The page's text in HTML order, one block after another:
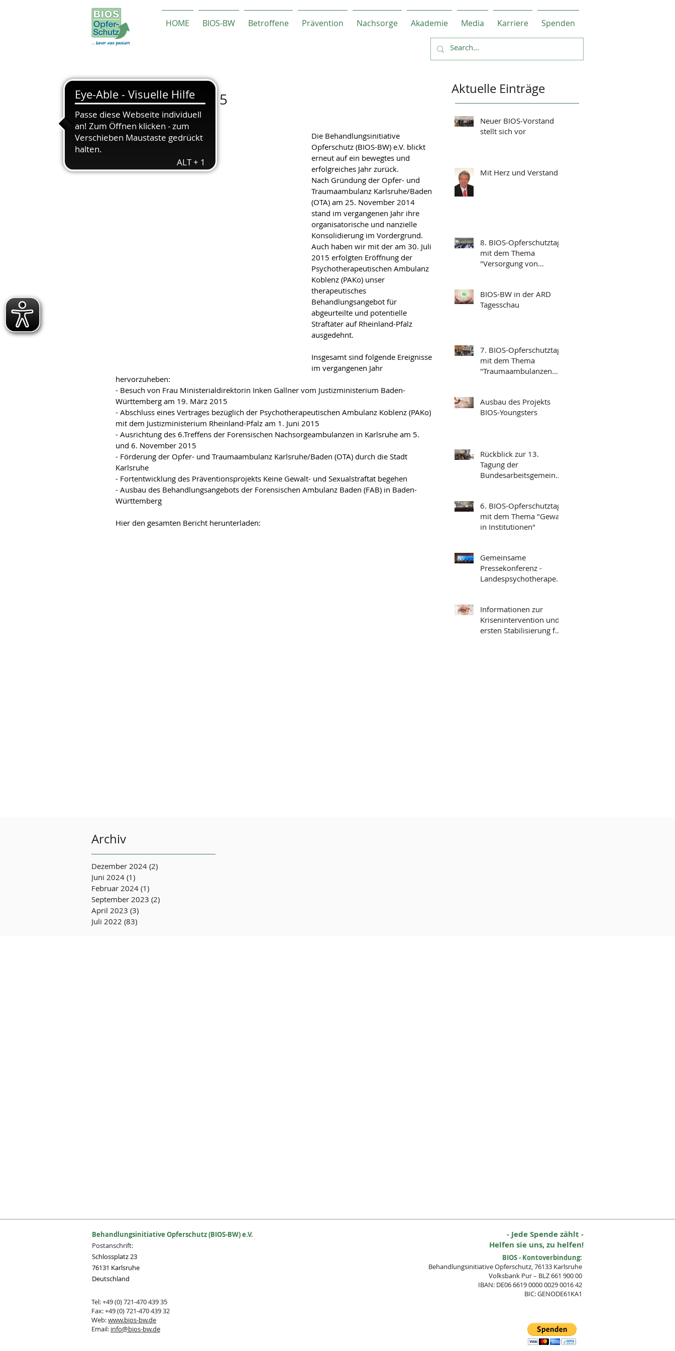
HOME BIOS-BW Betroffene Prävention Nachsorge Akademie Media Karriere Spenden
Jahresbericht 2015
Die Behandlungsinitiative
Opferschutz (BIOS-BW) e.V. blickt
erneut auf ein bewegtes und
erfolgreiches Jahr zurück.
Nach Gründung der Opfer- und
Traumaambulanz Karlsruhe/Baden
(OTA) am 25. November 2014
stand im vergangenen Jahr ihre
organisatorische und nanzielle
Konsolidierung im Vordergrund.
Auch haben wir mit der am 30. Juli
2015 erfolgten Eröffnung der
Psychotherapeutischen Ambulanz
Koblenz (PAKo) unser
therapeutisches
Behandlungsangebot für
abgeurteilte und potentielle
Straftäter auf Rheinland-Pfalz
ausgedehnt.
Insgesamt sind folgende Ereignisse
im vergangenen Jahr
hervorzuheben:
- Besuch von Frau Ministerialdirektorin Inken Gallner vom Justizministerium Baden-
Württemberg am 19. März 2015
- Abschluss eines Vertrages bezüglich der Psychotherapeutischen Ambulanz Koblenz (PAKo)
mit dem Justizministerium Rheinland-Pfalz am 1. Juni 2015
- Ausrichtung des 6.Treffens der Forensischen Nachsorgeambulanzen in Karlsruhe am 5.
und 6. November 2015
- Förderung der Opfer- und Traumaambulanz Karlsruhe/Baden (OTA) durch die Stadt
Karlsruhe
- Fortentwicklung des Präventionsprojekts Keine Gewalt- und Sexualstraftat begehen
- Ausbau des Behandlungsangebots der Forensischen Ambulanz Baden (FAB) in Baden-
Württemberg
Hier den gesamten Bericht herunterladen:
Aktuelle Einträge
Neuer BIOS-Vorstand
stellt sich vor
Mit Herz und Verstand
8. BIOS-Opferschutztag
mit dem Thema
"Versorgung von
Grundfragen der
Psychotraumatologie"
BIOS-BW in der ARD
Tagesschau
7. BIOS-Opferschutztag
mit dem Thema
"Traumaambulanzen
Ausbau des Projekts
BIOS-Youngsters
Rückblick zur 13.
Tagung der
Bundesarbeitsgemeinsc
Strafvollzugs
6. BIOS-Opferschutztag
mit dem Thema "Gewalt
in Institutionen"
Gemeinsame
Pressekonferenz -
Landespsychotherapeut
Informationen zur
Krisenintervention und
ersten Stabilisierung für
Archiv
Dezember 2024 (2)
Juni 2024 (1)
Februar 2024 (1)
September 2023 (2)
April 2023 (3)
Juli 2022 (83)
Behandlungsinitiative Opferschutz (BIOS-BW) e.V.
Postanschrift:
Schlossplatz 23
76131 Karlsruhe
Deutschland
Tel: +49 (0) 721-470 439 35
Fax: +49 (0) 721-470 439 32
Web:www.bios-bw.de
Email: info@bios-bw.de
- Jede Spende zählt -
Helfen sie uns, zu helfen!
BIOS - Kontoverbindung:
Behandlungsinitiative Opferschutz, 76133 Karlsruhe
Volksbank Pur – BLZ 661 900 00
IBAN: DE06 6619 0000 0029 0016 42
BIC: GENODE61KA1